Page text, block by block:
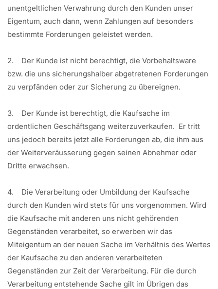
unentgeltlichen Verwahrung durch den Kunden unser
Eigentum, auch dann, wenn Zahlungen auf besonders
bestimmte Forderungen geleistet werden.
2. Der Kunde ist nicht berechtigt, die Vorbehaltsware
bzw. die uns sicherungshalber abgetretenen Forderungen
zu verpfänden oder zur Sicherung zu übereignen.
3. Der Kunde ist berechtigt, die Kaufsache im
ordentlichen Geschäftsgang weiterzuverkaufen. Er tritt
uns jedoch bereits jetzt alle Forderungen ab, die ihm aus
der Weiterveräusserung gegen seinen Abnehmer oder
Dritte erwachsen.
4. Die Verarbeitung oder Umbildung der Kaufsache
durch den Kunden wird stets für uns vorgenommen. Wird
die Kaufsache mit anderen uns nicht gehörenden
Gegenständen verarbeitet, so erwerben wir das
Miteigentum an der neuen Sache im Verhältnis des Wertes
der Kaufsache zu den anderen verarbeiteten
Gegenständen zur Zeit der Verarbeitung. Für die durch
Verarbeitung entstehende Sache gilt im Übrigen das